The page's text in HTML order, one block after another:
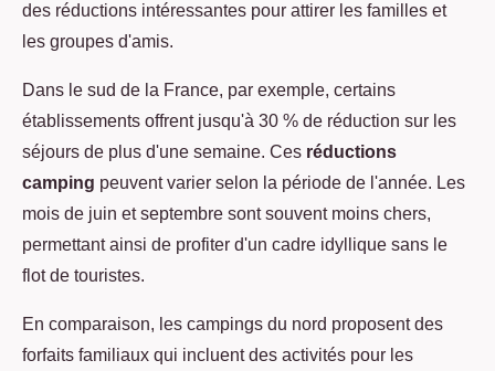
des réductions intéressantes pour attirer les familles et
les groupes d'amis.
Dans le sud de la France, par exemple, certains
établissements offrent jusqu'à 30 % de réduction sur les
séjours de plus d'une semaine. Ces réductions
camping peuvent varier selon la période de l'année. Les
mois de juin et septembre sont souvent moins chers,
permettant ainsi de profiter d'un cadre idyllique sans le
flot de touristes.
En comparaison, les campings du nord proposent des
forfaits familiaux qui incluent des activités pour les